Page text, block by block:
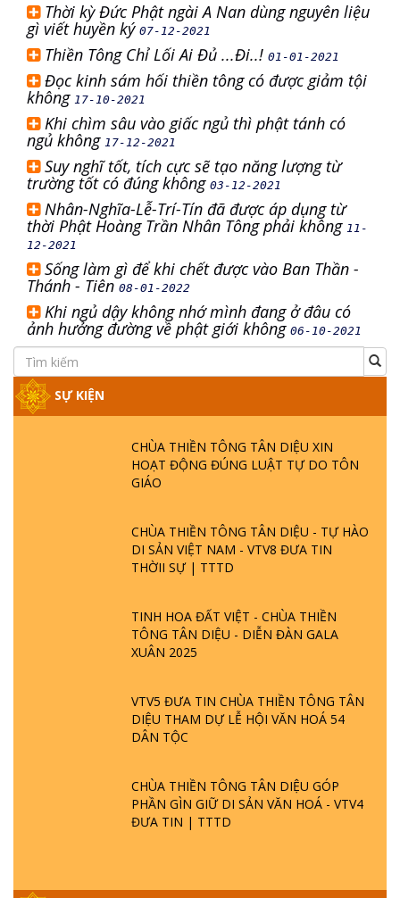
Thời kỳ Đức Phật ngài A Nan dùng nguyên liệu
gì viết huyền ký 07-12-2021
Thiền Tông Chỉ Lối Ai Đủ ...Đi..! 01-01-2021
Đọc kinh sám hối thiền tông có được giảm tội
không 17-10-2021
Khi chìm sâu vào giấc ngủ thì phật tánh có
ngủ không 17-12-2021
Suy nghĩ tốt, tích cực sẽ tạo năng lượng từ
trường tốt có đúng không 03-12-2021
Nhân-Nghĩa-Lễ-Trí-Tín đã được áp dụng từ
thời Phật Hoàng Trần Nhân Tông phải không 11-
12-2021
Sống làm gì để khi chết được vào Ban Thần -
Thánh - Tiên08-01-2022
Khi ngủ dậy không nhớ mình đang ở đâu có
ảnh hưởng đường về phật giới không 06-10-2021
SỰ KIỆN
CHÙA THIỀN TÔNG TÂN DIỆU XIN
HOẠT ĐỘNG ĐÚNG LUẬT TỰ DO TÔN
GIÁO
CHÙA THIỀN TÔNG TÂN DIỆU - TỰ HÀO
DI SẢN VIỆT NAM - VTV8 ĐƯA TIN
THỜII SỰ | TTTD
TINH HOA ĐẤT VIỆT - CHÙA THIỀN
TÔNG TÂN DIỆU - DIỄN ĐÀN GALA
XUÂN 2025
VTV5 ĐƯA TIN CHÙA THIỀN TÔNG TÂN
DIỆU THAM DỰ LỄ HỘI VĂN HOÁ 54
DÂN TỘC
CHÙA THIỀN TÔNG TÂN DIỆU GÓP
PHẦN GÌN GIỮ DI SẢN VĂN HOÁ - VTV4
ĐƯA TIN | TTTD